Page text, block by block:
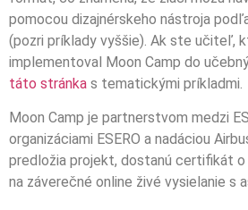
pomocou dizajnérskeho nástroja
(pozri príklady vyššie). Ak ste učiteľ,
implementoval Moon Camp do
táto stránka s tematickými príkladmi.
Moon Camp je partnerstvom medzi
organizáciami ESERO a nadáciou
predložia projekt, dostanú certifikát o
na záverečné online živé vysielanie s